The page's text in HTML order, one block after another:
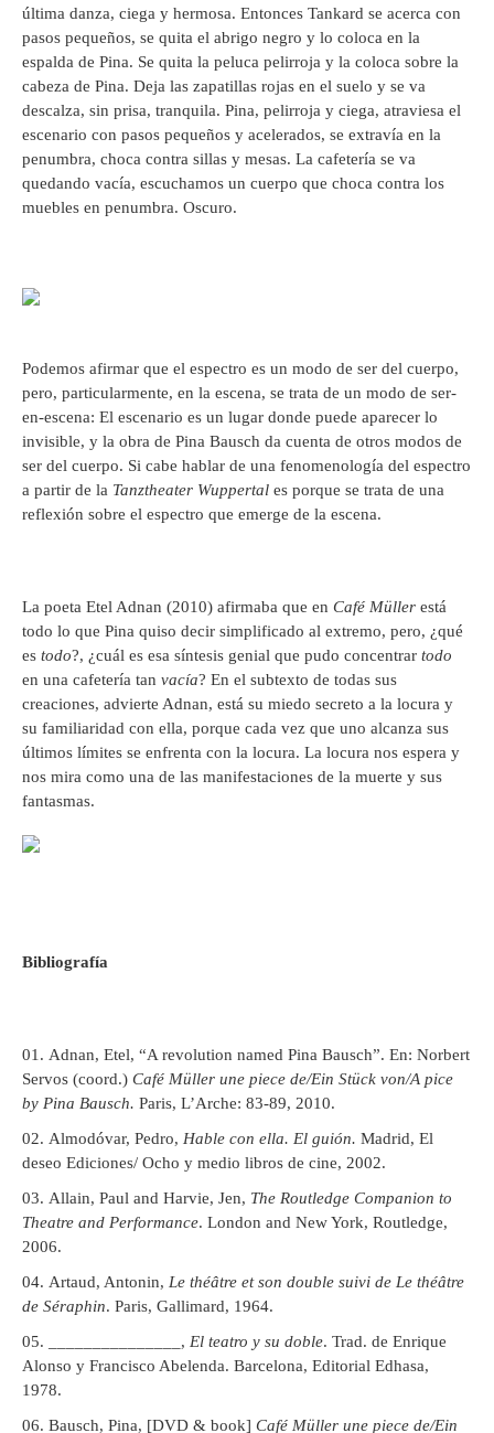
última danza, ciega y hermosa. Entonces Tankard se acerca con
pasos pequeños, se quita el abrigo negro y lo coloca en la
espalda de Pina. Se quita la peluca pelirroja y la coloca sobre la
cabeza de Pina. Deja las zapatillas rojas en el suelo y se va
descalza, sin prisa, tranquila. Pina, pelirroja y ciega, atraviesa el
escenario con pasos pequeños y acelerados, se extravía en la
penumbra, choca contra sillas y mesas. La cafetería se va
quedando vacía, escuchamos un cuerpo que choca contra los
muebles en penumbra. Oscuro.
Podemos afirmar que el espectro es un modo de ser del cuerpo,
pero, particularmente, en la escena, se trata de un modo de ser-
en-escena: El escenario es un lugar donde puede aparecer lo
invisible, y la obra de Pina Bausch da cuenta de otros modos de
ser del cuerpo. Si cabe hablar de una fenomenología del espectro
a partir de la Tanztheater Wuppertal es porque se trata de una
reflexión sobre el espectro que emerge de la escena.
La poeta Etel Adnan (2010) afirmaba que en Café Müller está
todo lo que Pina quiso decir simplificado al extremo, pero, ¿qué
es todo?, ¿cuál es esa síntesis genial que pudo concentrar todo
en una cafetería tan vacía? En el subtexto de todas sus
creaciones, advierte Adnan, está su miedo secreto a la locura y
su familiaridad con ella, porque cada vez que uno alcanza sus
últimos límites se enfrenta con la locura. La locura nos espera y
nos mira como una de las manifestaciones de la muerte y sus
fantasmas.
Bibliografía
Adnan, Etel, “A revolution named Pina Bausch”. En: Norbert
Servos (coord.) Café Müller une piece de/Ein Stück von/A pice
by Pina Bausch. Paris, L’Arche: 83-89, 2010.
Almodóvar, Pedro, Hable con ella. El guión. Madrid, El
deseo Ediciones/ Ocho y medio libros de cine, 2002.
Allain, Paul and Harvie, Jen, The Routledge Companion to
Theatre and Performance. London and New York, Routledge,
2006.
Artaud, Antonin, Le théâtre et son double suivi de Le théâtre
de Séraphin. Paris, Gallimard, 1964.
_______________, El teatro y su doble. Trad. de Enrique
Alonso y Francisco Abelenda. Barcelona, Editorial Edhasa,
1978.
Bausch, Pina, [DVD & book] Café Müller une piece de/Ein